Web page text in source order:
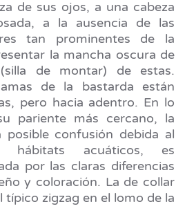
de sus ojos, a una cabeza
a la ausencia de las
tan prominentes de la
la mancha oscura de
de montar) de estas.
de la bastarda están
pero hacia adentro. En lo
pariente más cercano, la
posible confusión debida al
hábitats acuáticos, es
por las claras diferencias
y coloración. La de collar
típico zigzag en el lomo de la